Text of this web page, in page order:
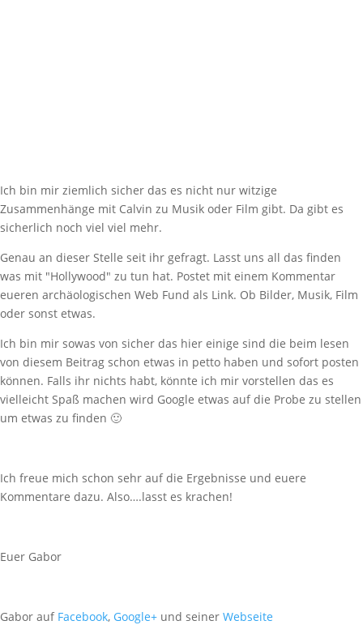
Ich bin mir ziemlich sicher das es nicht nur witzige
Zusammenhänge mit Calvin zu Musik oder Film gibt. Da gibt es
sicherlich noch viel viel mehr.
Genau an dieser Stelle seit ihr gefragt. Lasst uns all das finden
was mit "Hollywood" zu tun hat. Postet mit einem Kommentar
eueren archäologischen Web Fund als Link. Ob Bilder, Musik, Film
oder sonst etwas.
Ich bin mir sowas von sicher das hier einige sind die beim lesen
von diesem Beitrag schon etwas in petto haben und sofort posten
können. Falls ihr nichts habt, könnte ich mir vorstellen das es
vielleicht Spaß machen wird Google etwas auf die Probe zu stellen
um etwas zu finden 🙂
Ich freue mich schon sehr auf die Ergebnisse und euere
Kommentare dazu. Also….lasst es krachen!
Euer Gabor
Gabor auf Facebook, Google+ und seiner Webseite